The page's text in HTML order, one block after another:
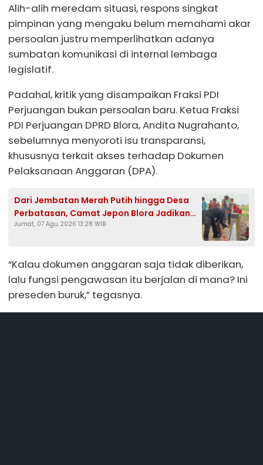
Alih-alih meredam situasi, respons singkat
pimpinan yang mengaku belum memahami akar
persoalan justru memperlihatkan adanya
sumbatan komunikasi di internal lembaga
legislatif.
Padahal, kritik yang disampaikan Fraksi PDI
Perjuangan bukan persoalan baru. Ketua Fraksi
PDI Perjuangan DPRD Blora, Andita Nugrahanto,
sebelumnya menyoroti isu transparansi,
khususnya terkait akses terhadap Dokumen
Pelaksanaan Anggaran (DPA).
Dari Jembatan Merah Putih hingga Desa
Perbatasan, Camat Jepon Blora Jadikan
HUT Ke-81 RI Momentum Gotong Royong
Jumat, 07 Agu 2026 13:28 WIB
“Kalau dokumen anggaran saja tidak diberikan,
lalu fungsi pengawasan itu berjalan di mana? Ini
preseden buruk,” tegasnya.